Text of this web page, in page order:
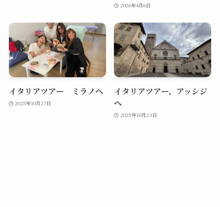
2026年4月6日
イタリアツアー ミラノへ
2025年10月27日
イタリアツアー、アッシジ
へ
2025年10月23日